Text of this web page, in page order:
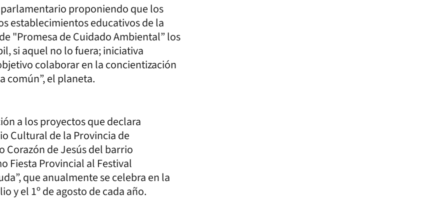
proponiendo que los
establecimientos educativos de la
"Promesa de Cuidado Ambiental” los
si aquel no lo fuera; iniciativa
colaborar en la concientización
común”, el planeta.
a los proyectos que declara
Cultural de la Provincia de
Corazón de Jesús del barrio
Fiesta Provincial al Festival
que anualmente se celebra en la
y el 1º de agosto de cada año.